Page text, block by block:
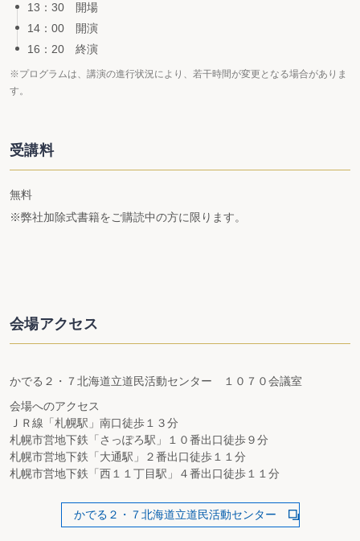
13：30 開場
14：00 開演
16：20 終演
※プログラムは、講演の進行状況により、若干時間が変更となる場合がありま
す。
受講料
無料
※弊社加除式書籍をご購読中の方に限ります。
会場アクセス
かでる２・７北海道立道民活動センター １０７０会議室
会場へのアクセス
ＪＲ線「札幌駅」南口徒歩１３分
札幌市営地下鉄「さっぽろ駅」１０番出口徒歩９分
札幌市営地下鉄「大通駅」２番出口徒歩１１分
札幌市営地下鉄「西１１丁目駅」４番出口徒歩１１分
かでる２・７北海道立道民活動センター